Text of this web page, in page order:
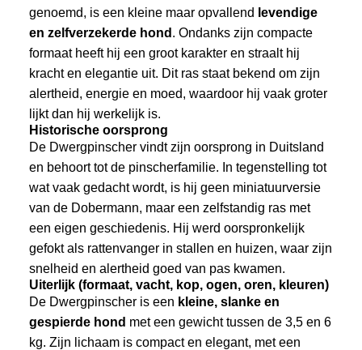
genoemd, is een kleine maar opvallend levendige
en zelfverzekerde hond . Ondanks zijn compacte
formaat heeft hij een groot karakter en straalt hij
kracht en elegantie uit. Dit ras staat bekend om zijn
alertheid, energie en moed, waardoor hij vaak groter
lijkt dan hij werkelijk is.
Historische oorsprong
De Dwergpinscher vindt zijn oorsprong in Duitsland
en behoort tot de pinscherfamilie. In tegenstelling tot
wat vaak gedacht wordt, is hij geen miniatuurversie
van de Dobermann, maar een zelfstandig ras met
een eigen geschiedenis. Hij werd oorspronkelijk
gefokt als rattenvanger in stallen en huizen, waar zijn
snelheid en alertheid goed van pas kwamen.
Uiterlijk (formaat, vacht, kop, ogen, oren, kleuren)
De Dwergpinscher is een kleine, slanke en
gespierde hond met een gewicht tussen de 3,5 en 6
kg. Zijn lichaam is compact en elegant, met een